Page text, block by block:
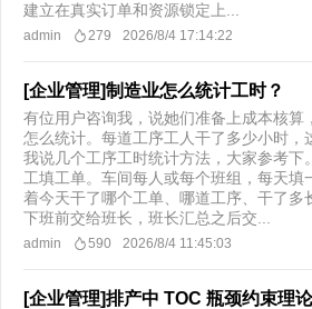
建立在真实订单和资源锁定上...
admin 279 2026/8/4 17:14:22
[企业管理]制造业怎么统计工时？
有位用户咨询我，说她们准备上成本核算
怎么统计。每道工序工人干了多少小时，
我说几个工序工时统计方法，大家参考下
工填工单。车间每人或每个班组，每天填
着今天干了哪个工单、哪道工序、干了多
下班前交给班长，班长汇总之后交...
admin 590 2026/8/4 11:45:03
[企业管理]排产中 TOC 瓶颈约束理